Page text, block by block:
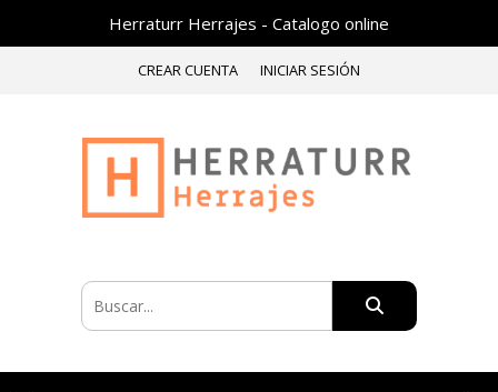
Herraturr Herrajes - Catalogo online
CREAR CUENTA INICIAR SESIÓN